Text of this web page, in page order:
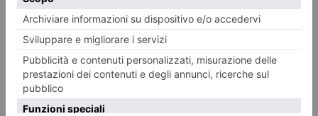
ILTORINESE POST RECENTI